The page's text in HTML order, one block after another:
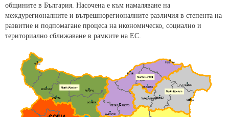
общините в България. Насочена е към намаляване на
междурегионалните и вътрешнорегионалните различия в степента на
развитие и подпомагане процеса на икономическо, социално и
териториално сближаване в рамките на ЕС.